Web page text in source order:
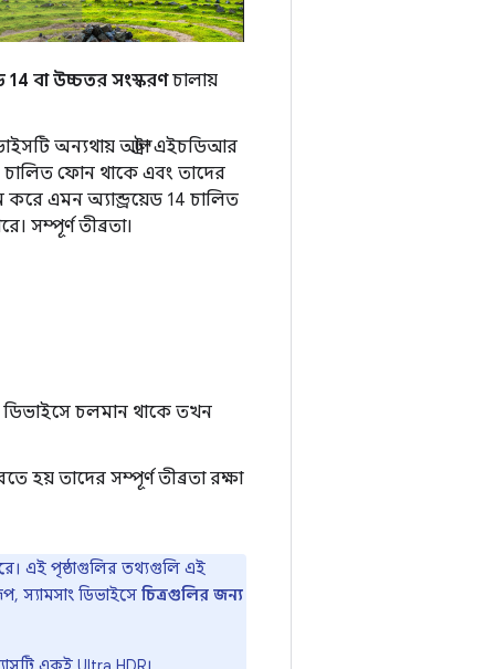
14 বা উচ্চতর সংস্করণচালায়
অন্যথায় আল্ট্রা এইচডিআর
ফোন থাকে এবং তাদের
করে এমন অ্যান্ড্রয়েড 14 চালিত
সম্পূর্ণ তীব্রতা।
চলমান থাকে তখন
হয় তাদের সম্পূর্ণ তীব্রতা রক্ষা
এই পৃষ্ঠাগুলির তথ্যগুলি এই
স্যামসাং ডিভাইসে চিত্রগুলির জন্য